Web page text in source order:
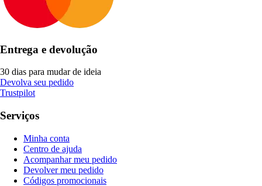
Entrega e devolução
30 dias para mudar de ideia
Devolva seu pedido
Trustpilot
Serviços
Minha conta
Centro de ajuda
Acompanhar meu pedido
Devolver meu pedido
Códigos promocionais